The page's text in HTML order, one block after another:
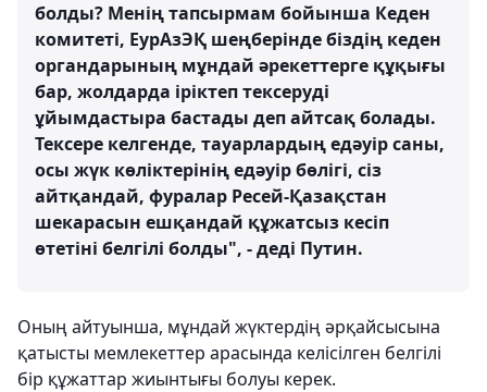
болды? Менің тапсырмам бойынша Кеден
комитеті, ЕурАзЭҚ шеңберінде біздің кеден
органдарының мұндай әрекеттерге құқығы
бар, жолдарда іріктеп тексеруді
ұйымдастыра бастады деп айтсақ болады.
Тексере келгенде, тауарлардың едәуір саны,
осы жүк көліктерінің едәуір бөлігі, сіз
айтқандай, фуралар Ресей-Қазақстан
шекарасын ешқандай құжатсыз кесіп
өтетіні белгілі болды", - деді Путин.
Оның айтуынша, мұндай жүктердің әрқайсысына
қатысты мемлекеттер арасында келісілген белгілі
бір құжаттар жиынтығы болуы керек.